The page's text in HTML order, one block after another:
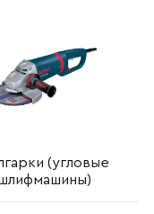
(угловые